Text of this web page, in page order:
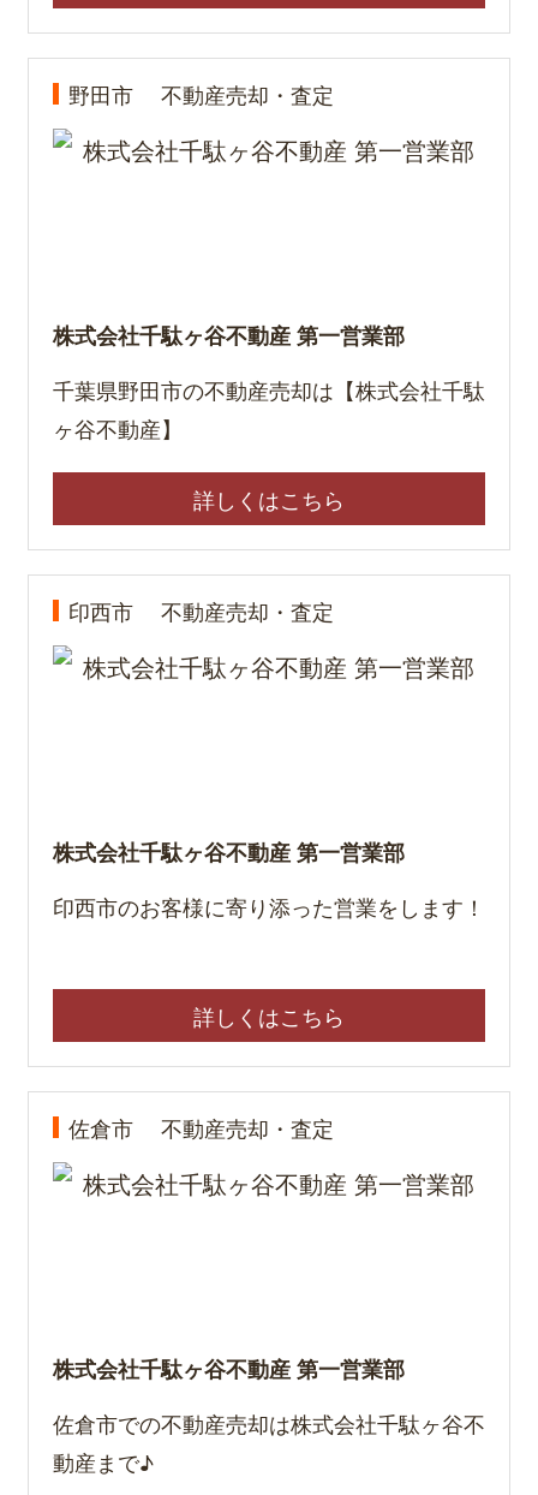
野田市 不動産売却・査定
株式会社千駄ヶ谷不動産 第一営業部
千葉県野田市の不動産売却は【株式会社千駄
ヶ谷不動産】
詳しくはこちら
印西市 不動産売却・査定
株式会社千駄ヶ谷不動産 第一営業部
印西市のお客様に寄り添った営業をします！
詳しくはこちら
佐倉市 不動産売却・査定
株式会社千駄ヶ谷不動産 第一営業部
佐倉市での不動産売却は株式会社千駄ヶ谷不
動産まで♪